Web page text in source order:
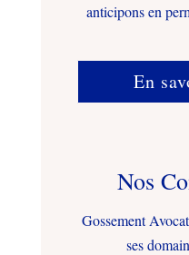
anticipons en
En
Nos
Gossement
ses